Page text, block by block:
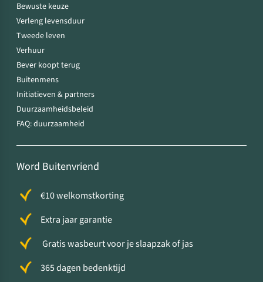
Bewuste keuze
Verleng levensduur
Tweede leven
Verhuur
Bever koopt terug
Buitenmens
Initiatieven & partners
Duurzaamheidsbeleid
FAQ: duurzaamheid
Word Buitenvriend
€10 welkomstkorting
Extra jaar garantie
Gratis wasbeurt voor je slaapzak of jas
365 dagen bedenktijd